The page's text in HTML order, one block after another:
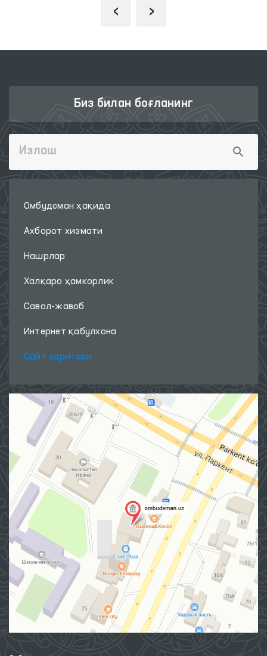
‹ ›
Биз билан боғланинг
Омбудсман ҳақида
Ахборот хизмати
Нашрлар
Халқаро ҳамкорлик
Савол-жавоб
Интернет қабулхона
Сайт харитаси